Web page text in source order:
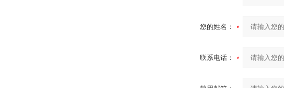
您的姓名：
联系电话：